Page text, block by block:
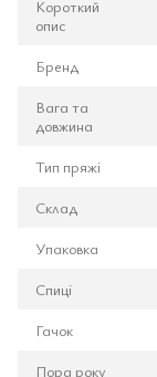
Короткий
опис
Бренд
Вага та
довжина
Тип пряжі
Склад
Упаковка
Спиці
Гачок
Пора року